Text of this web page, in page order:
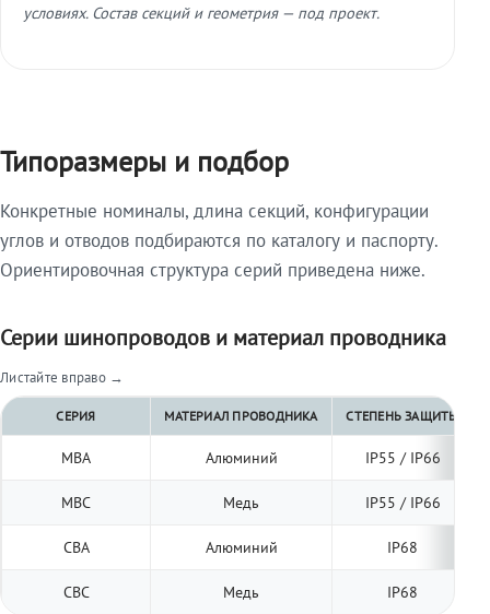
условиях. Состав секций и геометрия — под проект.
Типоразмеры и подбор
Конкретные номиналы, длина секций, конфигурации
углов и отводов подбираются по каталогу и паспорту.
Ориентировочная структура серий приведена ниже.
Серии шинопроводов и материал проводника
Листайте вправо →
СЕРИЯ МАТЕРИАЛ ПРОВОДНИКА СТЕПЕНЬ ЗАЩИТЫ
МВА Алюминий IP55 / IP66
МВС Медь IP55 / IP66
СВА Алюминий IP68
СВС Медь IP68